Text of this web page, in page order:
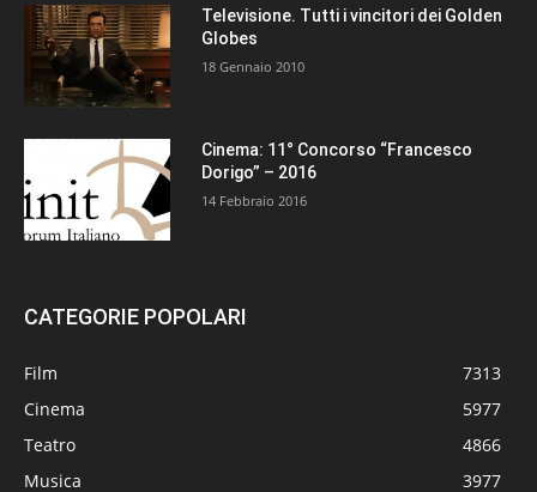
Televisione. Tutti i vincitori dei Golden
Globes
18 Gennaio 2010
Cinema: 11° Concorso “Francesco
Dorigo” – 2016
14 Febbraio 2016
CATEGORIE POPOLARI
Film
7313
Cinema
5977
Teatro
4866
Musica
3977